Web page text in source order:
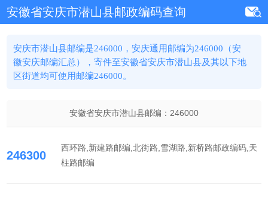
安徽省安庆市潜山县邮政编码查询
安庆市潜山县邮编是246000，安庆通用邮编为246000（安
徽安庆邮编汇总），寄件至安徽省安庆市潜山县及其以下地
区街道均可使用邮编246000。
安徽省安庆市潜山县邮编： 246000
246300
西环路,新建路邮编,北街路,雪湖路,新桥路邮政编码,天
柱路邮编